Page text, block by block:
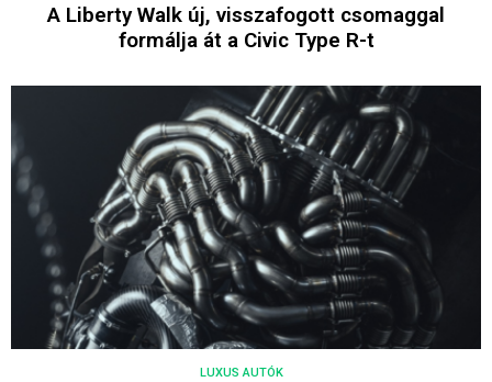
A Liberty Walk új, visszafogott csomaggal
formálja át a Civic Type R-t
LUXUS AUTÓK